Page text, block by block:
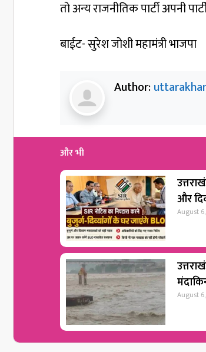
तो अन्य राजनीतिक पार्टी अपनी
बाईट- सुरेश जोशी महामंत्री भाजपा
Author:
और भी
और
August
August